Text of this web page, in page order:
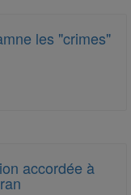
les "crimes"
accordée à